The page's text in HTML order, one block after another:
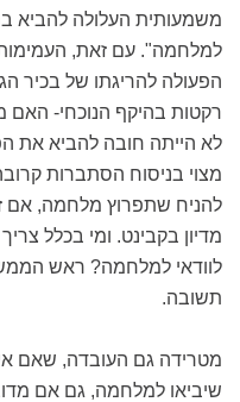
משמעותית העלולה להביא
למלחמה". עם זאת,
הפעולה להריגתו של בכיר
רקטות בהיקף הנוכחי- האם
לא הייתה חובה להביא את
מצוי בניסוח הסתברות
להניח שתפרוץ מלחמה, אם
מדיון בקבינט. ומי בכלל
לוודאי למלחמה? ראש
תשובה.
מטרידה גם העובדה, שאם
שיביאו למלחמה, גם אם